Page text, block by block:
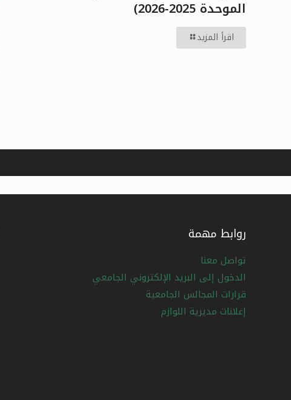
الموحدة 2025-2026)
اقرأ المزيد
روابط مهمة
تواصل معنا
الدخول إلى البريد الإلكتروني الجامعي
قرارات المجالس الجامعية
إعلانات مديرية اللوازم